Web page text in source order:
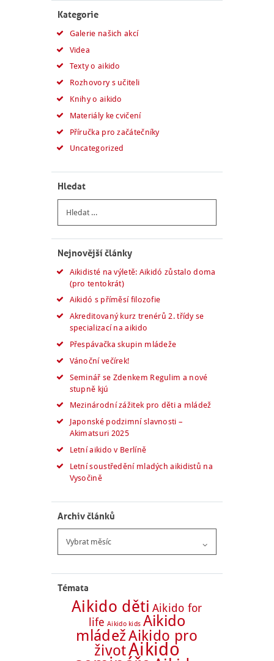
Kategorie
Galerie našich akcí
Videa
Texty o aikido
Rozhovory s učiteli
Knihy o aikido
Materiály ke cvičení
Příručka pro začátečníky
Uncategorized
Hledat
Nejnovější články
Aikidisté na výletě: Aikidó zůstalo doma
(pro tentokrát)
Aikidó s příměsí filozofie
Akreditovaný kurz trenérů 2. třídy se
specializací na aikido
Přespávačka skupin mládeže
Vánoční večírek!
Seminář se Zdenkem Regulim a nové
stupně kjú
Mezinárodní zážitek pro děti a mládež
Japonské podzimní slavnosti –
Akimatsuri 2025
Letní aikido v Berlíně
Letní soustředění mladých aikidistů na
Vysočině
Archiv článků
článků
Témata
Aikido děti Aikido for
life Aikido kids Aikido
mládežAikido pro
životAikido